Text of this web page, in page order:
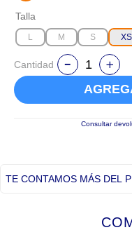
Talla
L M S XS
Cantidad
Consultar
TE CONTAMOS MÁS DEL